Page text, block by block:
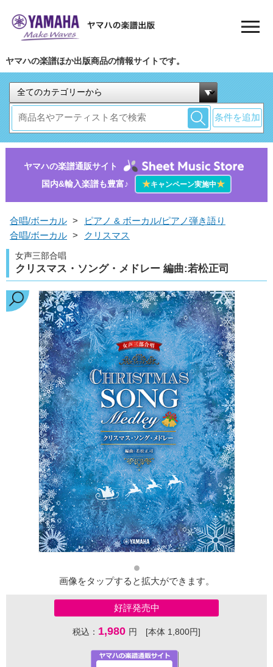
ヤマハの楽譜ほか出版商品の情報サイトです。
条件を追加
ヤマハの楽譜通販サイト
国内&輸入楽譜も豊富♪
★キャンペーン実施中★
合唱/ボーカル >
ピアノ & ボーカル/ピアノ弾き語り
合唱/ボーカル > クリスマス
女声三部合唱
クリスマス・ソング・メドレー 編曲:若松正司
画像をタップすると拡大ができます。
好評発売中
税込： 1,980 円 [本体 1,800円]